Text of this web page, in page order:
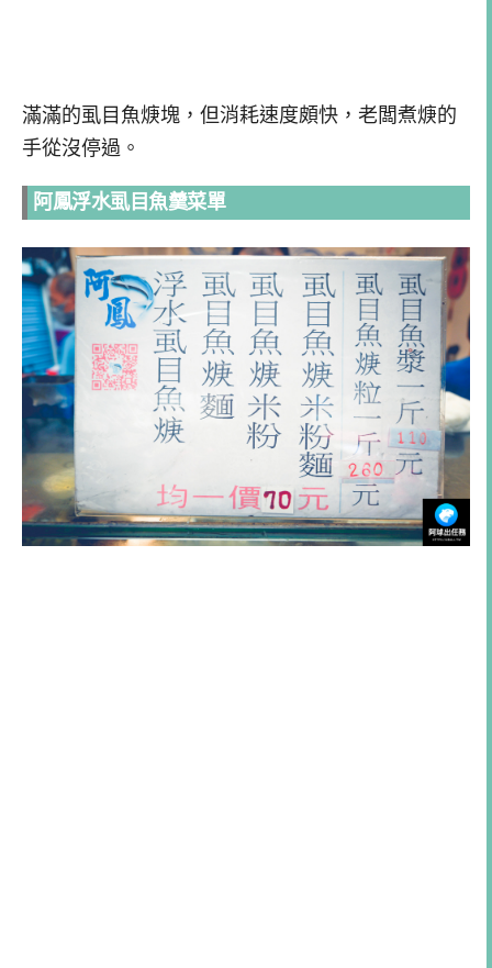
滿滿的虱目魚焿塊，但消耗速度頗快，老闆煮焿的
手從沒停過。
阿鳳浮水虱目魚羹菜單